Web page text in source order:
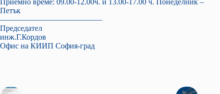
Приемно време: 09.00-12.00ч. и 13.00-17.00 ч. Понеделник –
Петък
––––––––––––––––––––––––––
Председател
инж.Г.Кордов
Офис на КИИП София-град